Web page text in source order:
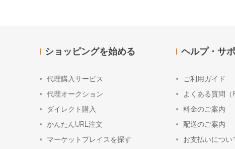
ショッピングを始める
代理購入サービス
代理オークション
ダイレクト購入
かんたんURL注文
マーケットプレイスを探す
ヘルプ・サ
ご利用ガイド
よくある質問（
料金のご案内
配送のご案内
お支払いについ